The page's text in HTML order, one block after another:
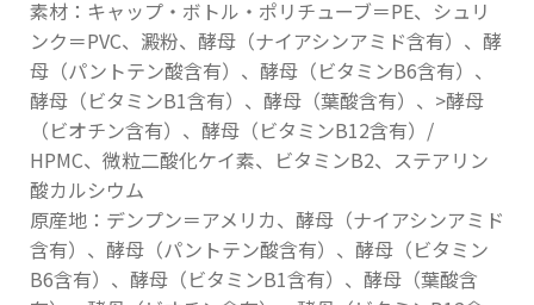
素材：キャップ・ボトル・ポリチューブ＝PE、シュリ
ンク＝PVC、澱粉、酵母（ナイアシンアミド含有）、酵
母（パントテン酸含有）、酵母（ビタミンB6含有）、
酵母（ビタミンB1含有）、酵母（葉酸含有）、>酵母
（ビオチン含有）、酵母（ビタミンB12含有）/
HPMC、微粒二酸化ケイ素、ビタミンB2、ステアリン
酸カルシウム
原産地：デンプン＝アメリカ、酵母（ナイアシンアミド
含有）、酵母（パントテン酸含有）、酵母（ビタミン
B6含有）、酵母（ビタミンB1含有）、酵母（葉酸含